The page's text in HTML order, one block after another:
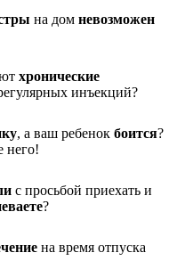
на дом невозможен
хронические
инъекций?
, а ваш ребенок боится?
него!
с просьбой приехать и
?
на время отпуска